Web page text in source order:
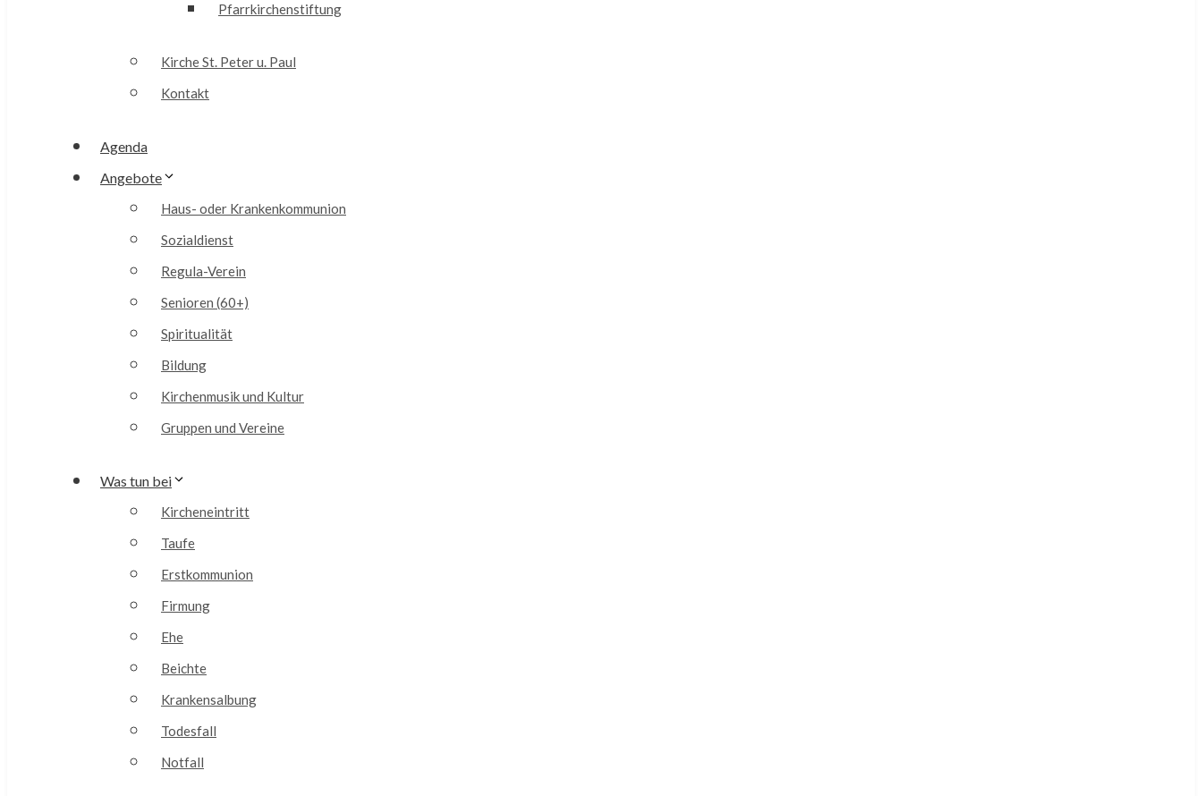
Pfarrkirchenstiftung
Kirche St. Peter u. Paul
Kontakt
Agenda
Angebote
Haus- oder Krankenkommunion
Sozialdienst
Regula-Verein
Senioren (60+)
Spiritualität
Bildung
Kirchenmusik und Kultur
Gruppen und Vereine
Was tun bei
Kircheneintritt
Taufe
Erstkommunion
Firmung
Ehe
Beichte
Krankensalbung
Todesfall
Notfall